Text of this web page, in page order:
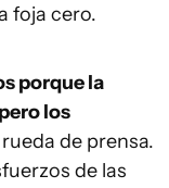
foja cero.
porque la
los
de prensa.
de las